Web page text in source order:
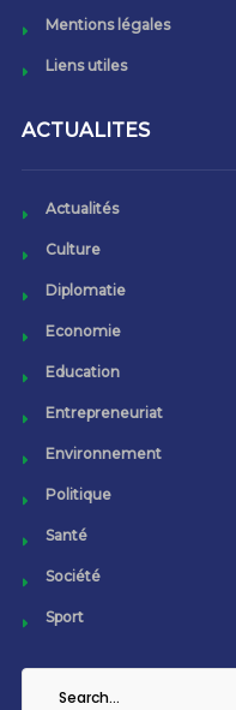
Mentions légales
Liens utiles
ACTUALITES
Actualités
Culture
Diplomatie
Economie
Education
Entrepreneuriat
Environnement
Politique
Santé
Société
Sport